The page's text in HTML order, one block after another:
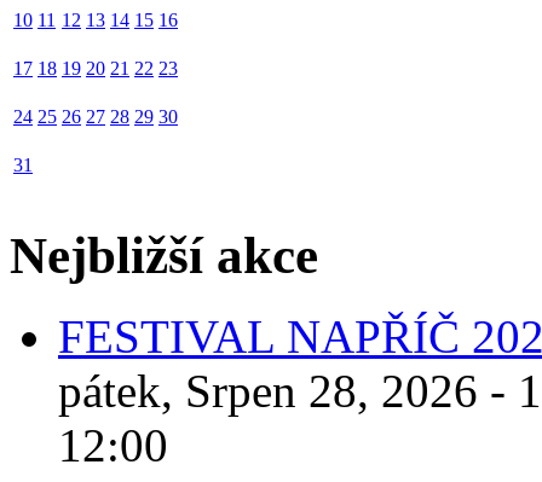
10 11 12 13 14 15 16
17 18 19 20 21 22 23
24 25 26 27 28 29 30
31
Nejbližší akce
FESTIVAL NAPŘÍČ
pátek, Srpen 28, 2026 -
12:00